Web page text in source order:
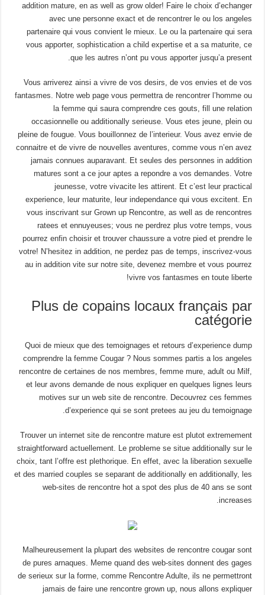
addition mature, en as well as grow older! Faire le choix d’echanger
avec une personne exact et de rencontrer le ou los angeles
partenaire qui vous convient le mieux. Le ou la partenaire qui sera
vous apporter, sophistication a child expertise et a sa maturite, ce
que les autres n’ont pu vous apporter jusqu’a present.
Vous arriverez ainsi a vivre de vos desirs, de vos envies et de vos
fantasmes. Notre web page vous permettra de rencontrer l’homme ou
la femme qui saura comprendre ces gouts, fill une relation
occasionnelle ou additionally serieuse. Vous etes jeune, plein ou
pleine de fougue. Vous bouillonnez de l’interieur. Vous avez envie de
connaitre et de vivre de nouvelles aventures, comme vous n’en avez
jamais connues auparavant. Et seules des personnes in addition
matures sont a ce jour aptes a repondre a vos demandes. Votre
jeunesse, votre vivacite les attirent. Et c’est leur practical
experience, leur maturite, leur independance qui vous excitent. En
vous inscrivant sur Grown up Rencontre, as well as de rencontres
ratees et ennuyeuses; vous ne perdrez plus votre temps, vous
pourrez enfin choisir et trouver chaussure a votre pied et prendre le
votre! N’hesitez in addition, ne perdez pas de temps, inscrivez-vous
au in addition vite sur notre site, devenez membre et vous pourrez
vivre vos fantasmes en toute liberte!
Plus de copains locaux français par
catégorie
Quoi de mieux que des temoignages et retours d’experience dump
comprendre la femme Cougar ? Nous sommes partis a los angeles
rencontre de certaines de nos membres, femme mure, adult ou Milf,
et leur avons demande de nous expliquer en quelques lignes leurs
motives sur un web site de rencontre. Decouvrez ces femmes
d’experience qui se sont pretees au jeu du temoignage.
Trouver un internet site de rencontre mature est plutot extremement
straightforward actuellement. Le probleme se situe additionally sur le
choix, tant l’offre est plethorique. En effet, avec la liberation sexuelle
et des married couples se separant de additionally en additionally, les
web-sites de rencontre hot a spot des plus de 40 ans se sont
increases.
Malheureusement la plupart des websites de rencontre cougar sont
de pures arnaques. Meme quand des web-sites donnent des gages
de serieux sur la forme, comme Rencontre Adulte, ils ne permettront
jamais de faire une rencontre grown up, nous allons expliquer